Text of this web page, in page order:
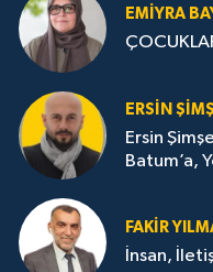
EMIYRA
ERSIN
Ersin
Batum’a,
FAKIR
İnsan,